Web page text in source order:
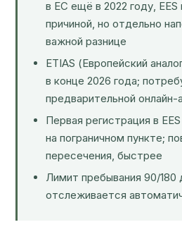
в ЕС ещё в 2022 году, EES
причиной, но отдельно
важной разнице
ETIAS (Европейский
в конце 2026 года;
предварительной онлайн-
Первая регистрация в
на пограничном пункте;
пересечения, быстрее
Лимит пребывания 90/180
отслеживается